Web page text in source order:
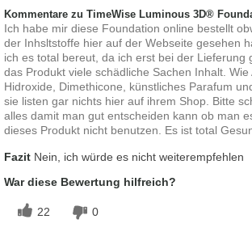
Kommentare zu TimeWise Luminous 3D®
Ich habe mir diese Foundation online bestellt
der Inhsltstoffe hier auf der Webseite gesehen
ich es total bereut, da ich erst bei der Lieferung
das Produkt viele schädliche Sachen Inhalt. Wie
Hidroxide, Dimethicone, künstliches Parafum
sie listen gar nichts hier auf ihrem Shop. Bitte
alles damit man gut entscheiden kann ob man
dieses Produkt nicht benutzen. Es ist total
Fazit Nein, ich würde es nicht weiterempfehlen
War diese Bewertung hilfreich?
22 0